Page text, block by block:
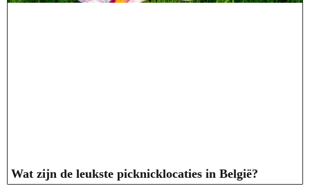
Wat zijn de leukste picknicklocaties in België?